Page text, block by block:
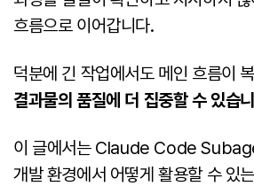
흐름으로 이어갑니다.
덕분에 긴 작업에서도 메인 흐름이
결과물의 품질에 더 집중할 수 있습
이 글에서는 Claude Code
개발 환경에서 어떻게 활용할 수 있